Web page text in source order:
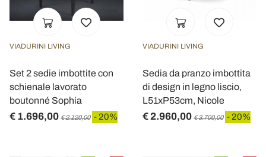
VIADURINI LIVING
Set 2 sedie imbottite con
schienale lavorato
boutonné Sophia
€ 1.696,00 € 2.120,00 - 20%
VIADURINI LIVING
Sedia da pranzo imbottita
di design in legno liscio,
L51xP53cm, Nicole
€ 2.960,00 € 3.700,00 - 20%